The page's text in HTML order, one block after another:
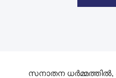
സനാതന ധർമ്മത്തിൽ,